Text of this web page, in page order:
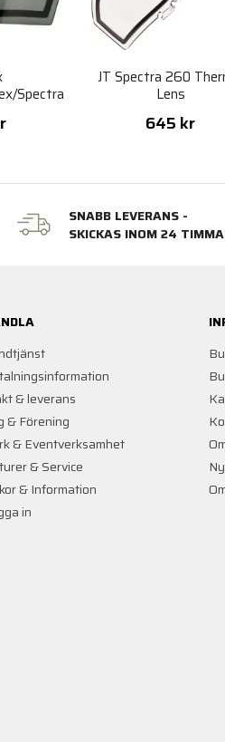
Spectra
JT Spectra 260
Lens
645 kr
SNABB LEVERANS -
SKICKAS INOM 24
& leverans
& Förening
& Eventverksamhet
& Service
& Information
in